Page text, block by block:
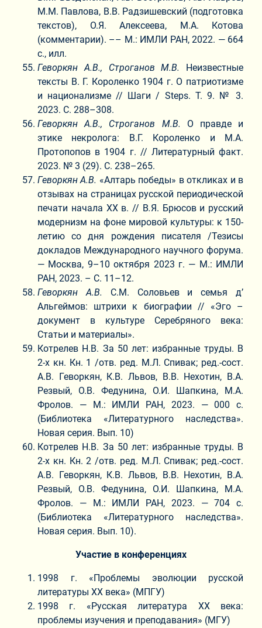
М.М. Павлова, В.В. Радзишевский (подготовка
текстов), О.Я. Алексеева, М.А. Котова
(комментарии). –– М.: ИМЛИ РАН, 2022. — 664
с., илл.
Геворкян А.В., Строганов М.В.
Неизвестные
тексты В. Г. Короленко 1904 г. О патриотизме
и национализме // Шаги / Steps. Т. 9. № 3.
2023. С. 288–308.
Геворкян А.В., Строганов М.В. О правде и
этике некролога: В.Г. Короленко и М.А.
Протопопов в 1904 г. // Литературный факт.
2023. № 3 (29). С. 238–265.
Геворкян А.В. «Алтарь победы» в откликах и в
отзывах на страницах русской периодической
печати начала XX в. // В.Я. Брюсов и русский
модернизм на фоне мировой культуры: к 150-
летию со дня рождения писателя /Тезисы
докладов Международного научного форума.
— Москва, 9–10 октября 2023 г. — М.: ИМЛИ
РАН, 2023. – С. 11–12.
Геворкян А.В. С.М. Соловьев и семья д’
Альгеймов: штрихи к биографии // «Эго –
документ в культуре Серебряного века:
Статьи и материалы».
Котрелев Н.В. За 50 лет: избранные труды. В
2-х кн. Кн. 1 /отв. ред. М.Л. Спивак; ред.-сост.
А.В. Геворкян, К.В. Львов, В.В. Нехотин, В.А.
Резвый, О.В. Федунина, О.И. Шапкина, М.А.
Фролов. — М.: ИМЛИ РАН, 2023. — 000 с.
(Библиотека «Литературного наследства».
Новая серия. Вып. 10)
Котрелев Н.В. За 50 лет: избранные труды. В
2-х кн. Кн. 2 /отв. ред. М.Л. Спивак; ред.-сост.
А.В. Геворкян, К.В. Львов, В.В. Нехотин, В.А.
Резвый, О.В. Федунина, О.И. Шапкина, М.А.
Фролов. — М.: ИМЛИ РАН, 2023. — 704 с.
(Библиотека «Литературного наследства».
Новая серия. Вып. 10).
Участие в конференциях
1998 г. «Проблемы эволюции русской
литературы XX века» (МПГУ)
1998 г. «Русская литература XX века:
проблемы изучения и преподавания» (МГУ)